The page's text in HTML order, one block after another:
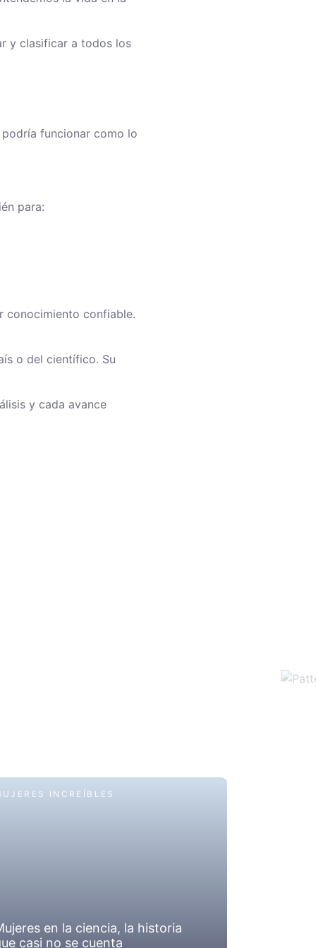
y clasificar a todos los
funcionar como lo
para:
conocimiento confiable.
o del científico. Su
y cada avance
INCREÍBLES
en la ciencia, la historia
casi no se cuenta